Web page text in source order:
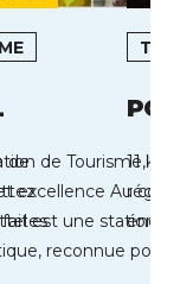
de
faites
de Tourisme,
excellence Au
est une station
reconnue pour
11